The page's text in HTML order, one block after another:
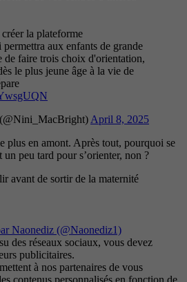
la plateforme
aux enfants de grande
de faire trois choix d'orientation,
le plus jeune âge à la vie de
April 8, 2025
plus en amont. Après tout, pourquoi se
un peu tard pour s’orienter, non ?
avant de sortir de la maternité
Naonediz (@Naonediz1)
des réseaux sociaux, vous devez
publicitaires.
à nos partenaires de vous
contenus personnalisés en fonction de